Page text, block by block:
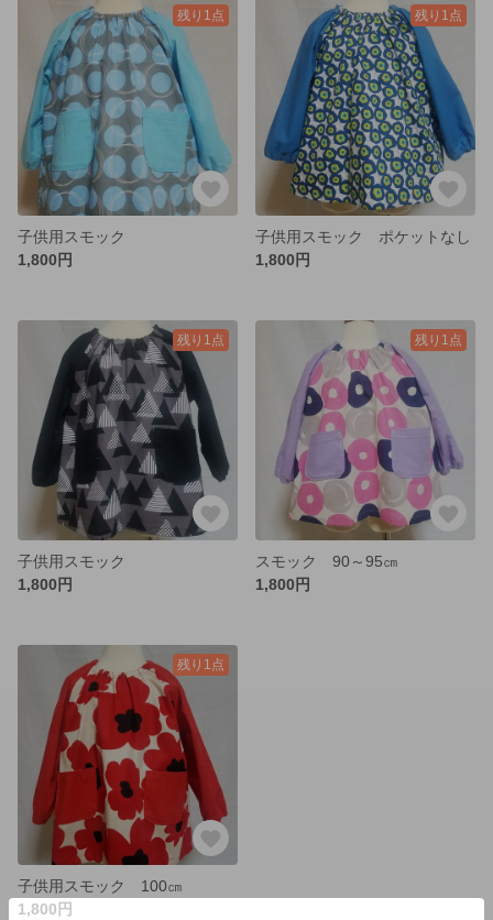
残り1点
子供用スモック
1,800円
残り1点
子供用スモック ポケットなし
1,800円
残り1点
子供用スモック
1,800円
残り1点
スモック 90～95㎝
1,800円
残り1点
子供用スモック 100㎝
1,800円